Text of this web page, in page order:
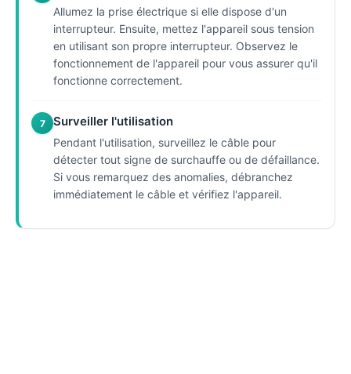
Allumez la prise électrique si elle dispose d'un
interrupteur. Ensuite, mettez l'appareil sous tension
en utilisant son propre interrupteur. Observez le
fonctionnement de l'appareil pour vous assurer qu'il
fonctionne correctement.
7 Surveiller l'utilisation
Pendant l'utilisation, surveillez le câble pour
détecter tout signe de surchauffe ou de défaillance.
Si vous remarquez des anomalies, débranchez
immédiatement le câble et vérifiez l'appareil.